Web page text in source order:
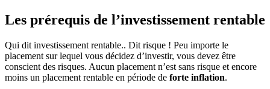
Les prérequis de l’investissement rentable
Qui dit investissement rentable.. Dit risque ! Peu importe le
placement sur lequel vous décidez d’investir, vous devez être
conscient des risques. Aucun placement n’est sans risque et encore
moins un placement rentable en période de forte inflation.